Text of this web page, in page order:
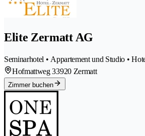
Elite Zermatt AG
Seminarhotel • Appartement und Studio •
Hofmattweg 33920 Zermatt
Zimmer buchen